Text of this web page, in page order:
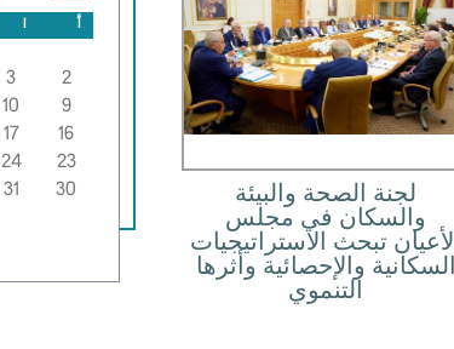
لجنة الصحة والبيئة
والسكان في مجلس
الأعيان تبحث الاستراتيجيات
السكانية والإحصائية وأثرها
التنموي
أ ا
2
3
9
10
16
17
23
24
30
31